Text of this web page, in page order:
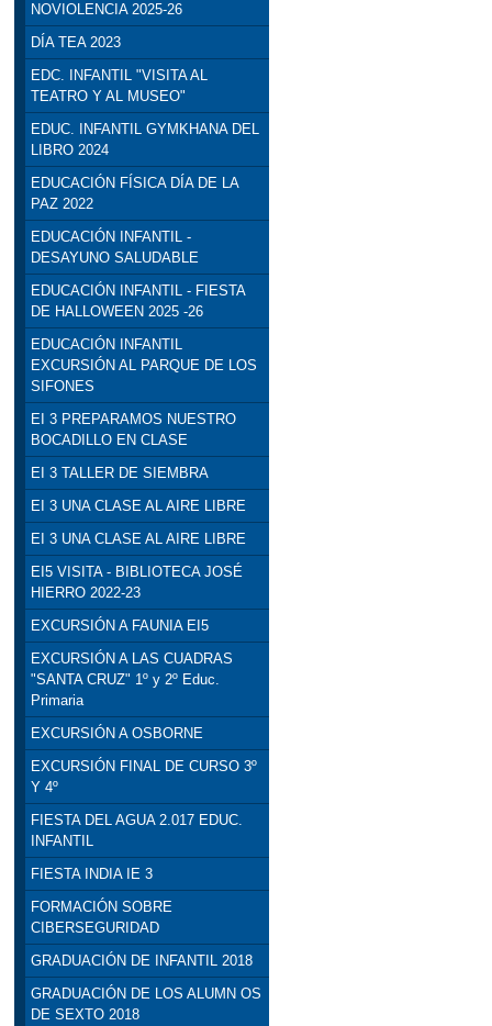
NOVIOLENCIA 2025-26
DÍA TEA 2023
EDC. INFANTIL "VISITA AL
TEATRO Y AL MUSEO"
EDUC. INFANTIL GYMKHANA DEL
LIBRO 2024
EDUCACIÓN FÍSICA DÍA DE LA
PAZ 2022
EDUCACIÓN INFANTIL -
DESAYUNO SALUDABLE
EDUCACIÓN INFANTIL - FIESTA
DE HALLOWEEN 2025 -26
EDUCACIÓN INFANTIL
EXCURSIÓN AL PARQUE DE LOS
SIFONES
EI 3 PREPARAMOS NUESTRO
BOCADILLO EN CLASE
EI 3 TALLER DE SIEMBRA
EI 3 UNA CLASE AL AIRE LIBRE
EI 3 UNA CLASE AL AIRE LIBRE
EI5 VISITA - BIBLIOTECA JOSÉ
HIERRO 2022-23
EXCURSIÓN A FAUNIA EI5
EXCURSIÓN A LAS CUADRAS
"SANTA CRUZ" 1º y 2º Educ.
Primaria
EXCURSIÓN A OSBORNE
EXCURSIÓN FINAL DE CURSO 3º
Y 4º
FIESTA DEL AGUA 2.017 EDUC.
INFANTIL
FIESTA INDIA IE 3
FORMACIÓN SOBRE
CIBERSEGURIDAD
GRADUACIÓN DE INFANTIL 2018
GRADUACIÓN DE LOS ALUMN OS
DE SEXTO 2018